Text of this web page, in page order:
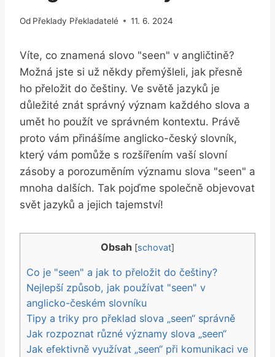
Od Překlady Překladatelé 11. 6. 2024
Víte, co znamená slovo "seen" v angličtině?
Možná jste si už někdy přemýšleli, jak přesně
ho přeložit do češtiny. Ve světě jazyků je
důležité znát správný význam každého slova a
umět ho použít ve správném kontextu. Právě
proto vám přinášíme anglicko-český slovník,
který vám pomůže s rozšířením vaší slovní
zásoby a porozuměním významu slova "seen" a
mnoha dalších. Tak pojďme společně objevovat
svět jazyků a jejich tajemství!
Obsah [schovat]
Co je "seen" a jak to přeložit do češtiny?
Nejlepší způsob, jak používat "seen" v
anglicko-českém slovníku
Tipy a triky pro překlad slova „seen“ správně
Jak rozpoznat různé významy slova „seen“
Jak efektivně využívat „seen“ při komunikaci ve